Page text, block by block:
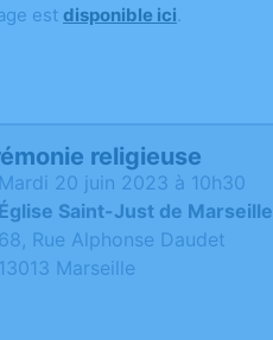
est disponible ici.
religieuse
mardi 20 juin 2023 à 10h30
Église Saint-Just de Marseille
68, Rue Alphonse Daudet
13013 Marseille